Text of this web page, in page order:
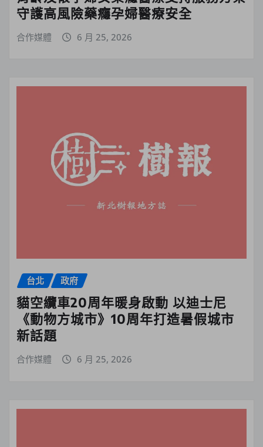
守護高風險藥癮孕婦醫療安全
合作媒體 6 月 25, 2026
台北 政府
貓空纜車20周年暖身啟動 以迪士尼
《動物方城市》10周年打造暑假城市
新話題
合作媒體 6 月 25, 2026